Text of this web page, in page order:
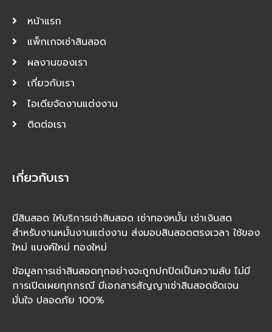
หน้าแรก
แพ็กเกจเช่าสินสอด
ผลงานของเรา
เกี่ยวกับเรา
ไอเดียจัดงานแต่งงาน
ติดต่อเรา
เกี่ยวกับเรา
มีสินสอด ให้บริการเช่าสินสอด เช่าทองหมั้น เช่าเงินสด
สำหรับงานหมั้นงานแต่งงาน ส่งมอบสินสอดตรงเวลา ใช้ของ
ใหม่ แบงค์ใหม่ ทองใหม่
ข้อมูลการเช่าสินสอดทุกอย่างจะถูกปกปิดเป็นความลับ ไม่มี
การเปิดเผยทุกกรณี มีเอกสารสัญญาเช่าสินสอดชัดเจน
มั่นใจ ปลอดภัย 100%